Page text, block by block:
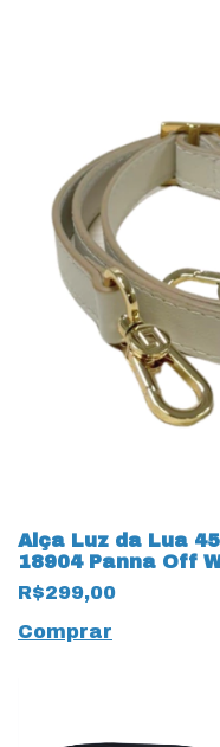
Alça Luz da Lua
18904 Panna Off
R$299,00
Comprar